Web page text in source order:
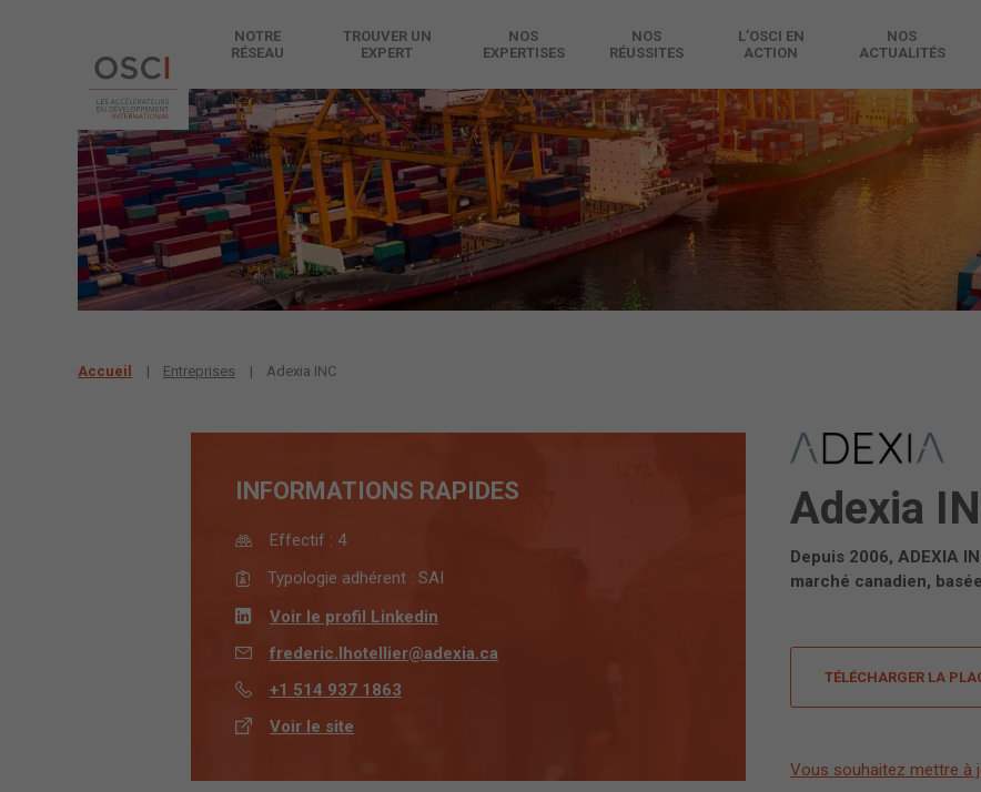
NOTRE
RÉSEAU
TROUVER UN
EXPERT
NOS
EXPERTISES
NOS
RÉUSSITES
L’OSCI EN
ACTION
NOS
ACTUALITÉS
Accueil Entreprises Adexia INC
Adexia
Depuis 2006, ADEXIA
marché canadien,
TÉLÉCHARGER LA
Vous souhaitez mettre à
INFORMATIONS RAPIDES
Effectif : 4
Typologie adhérent : SAI
Voir le profil Linkedin
frederic.lhotellier@adexia.ca
+1 514 937 1863
Voir le site